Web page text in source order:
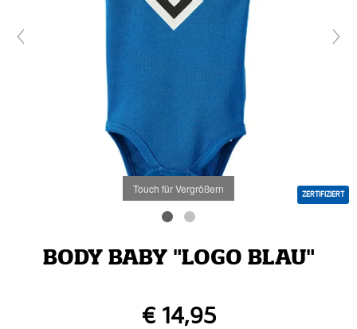
Touch für Vergrößern ZERTIFIZIERT
BODY BABY "LOGO BLAU"
€ 14,95